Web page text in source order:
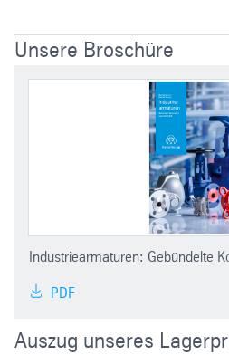
Unsere Broschüre
Industriearmaturen: Gebündelte
PDF
Auszug unseres